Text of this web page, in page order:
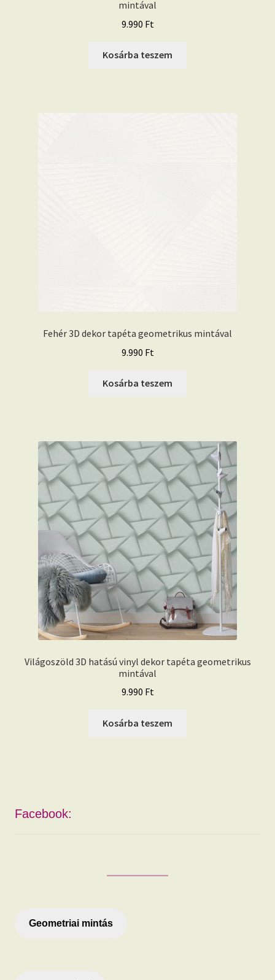
mintával
9.990 Ft
Kosárba teszem
Fehér 3D dekor tapéta geometrikus mintával
9.990 Ft
Kosárba teszem
Világoszöld 3D hatású vinyl dekor tapéta geometrikus
mintával
9.990 Ft
Kosárba teszem
Facebook:
Geometriai mintás